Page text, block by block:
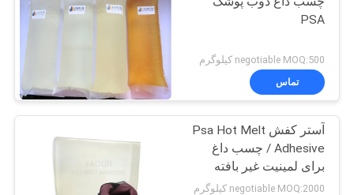
PSA
negotiable MOQ:500 کیلوگرم
تماس
آستر کفش Psa Hot Melt
Adhesive / چسب داغ
برای لمینیت غیر بافته
negotiable MOQ:2000 کیلوگرم